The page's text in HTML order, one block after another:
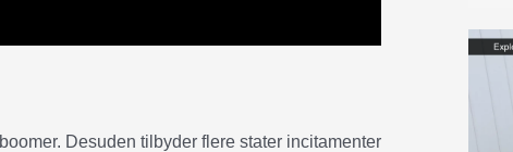
Desuden tilbyder flere stater incitamenter